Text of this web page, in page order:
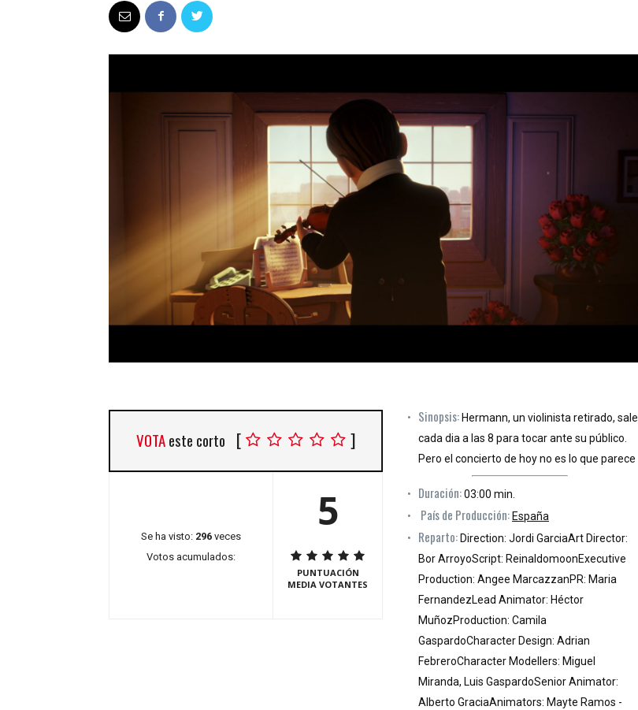
VOTAeste corto [ ]
Se ha visto: 296 veces
Votos acumulados:
5
PUNTUACIÓN
MEDIA VOTANTES
Sinopsis: Hermann, un violinista retirado, sale
cada dia a las 8 para tocar ante su público.
Pero el concierto de hoy no es lo que parece
Duración:03:00 min.
País de Producción: España
Reparto: Direction: Jordi GarciaArt Director:
Bor ArroyoScript: ReinaldomoonExecutive
Production: Angee MarcazzanPR: Maria
FernandezLead Animator: Héctor
MuñozProduction: Camila
GaspardoCharacter Design: Adrian
FebreroCharacter Modellers: Miguel
Miranda, Luis GaspardoSenior Animator:
Alberto GraciaAnimators: Mayte Ramos -